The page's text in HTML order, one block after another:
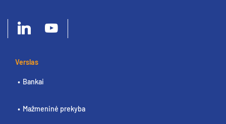
Verslas
Bankai
Mažmeninė prekyba